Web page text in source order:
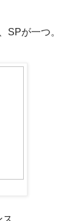
が一つ。
。